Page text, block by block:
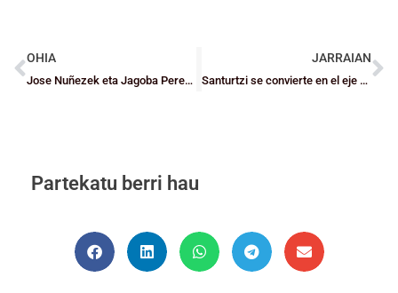
OHIA
Jose Nuñezek eta Jagoba Perezek HTZko kontzentrazioaren balantzea egin dute
JARRAIAN
Santurtzi se convierte en el eje del baloncesto este fin de semana
Partekatu berri hau